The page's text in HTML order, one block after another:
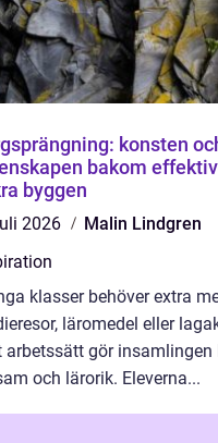
konsten
bakom
byggen
2026
Malin Lindgren
klasser behöver extra
läromedel eller
arbetssätt gör insamlingen
och lärorik. Eleverna...